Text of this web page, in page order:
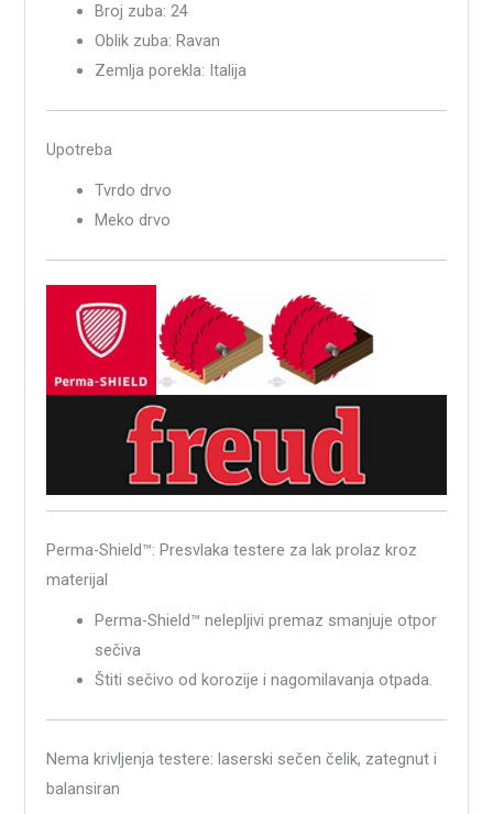
Broj zuba: 24
Oblik zuba: Ravan
Zemlja porekla: Italija
Upotreba
Tvrdo drvo
Meko drvo
Perma-Shield™: Presvlaka testere za lak prolaz kroz
materijal
Perma-Shield™ nelepljivi premaz smanjuje otpor
sečiva
Štiti sečivo od korozije i nagomilavanja otpada.
Nema krivljenja testere: laserski sečen čelik, zategnut i
balansiran